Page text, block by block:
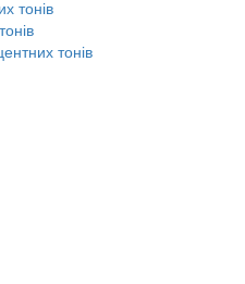
тонів
тонів